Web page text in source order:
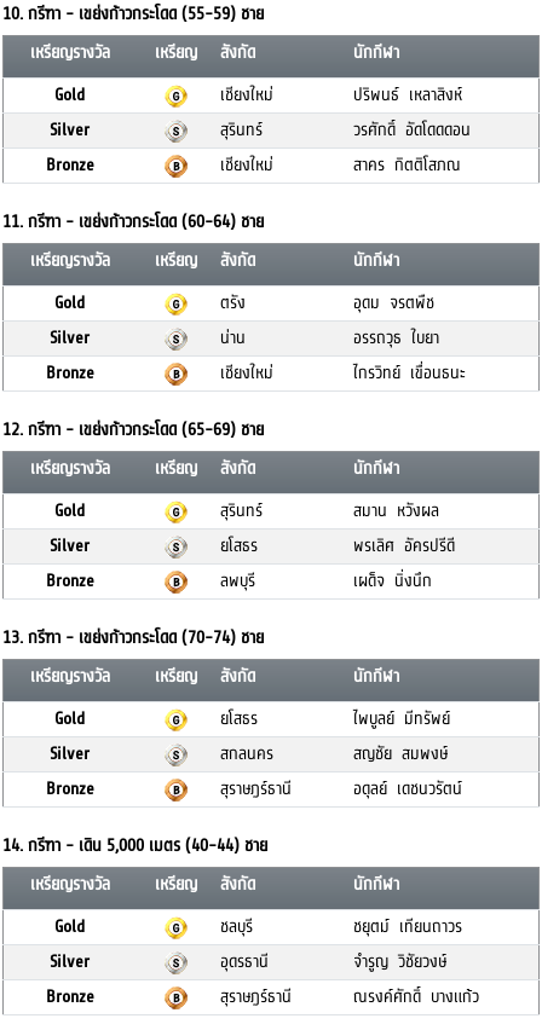
10. กรีฑา - เขย่งก้าวกระโดด (55-59) ชาย
เหรียญรางวัล
เหรียญ สังกัด
นักกีฬา
Gold
เชียงใหม่
ปริพนธ์ เหลาสิงห์
Silver
สุรินทร์
วรศักดิ์ อัดโดดดอน
Bronze
เชียงใหม่ สาคร กิตติโสภณ
11. กรีฑา - เขย่งก้าวกระโดด (60-64) ชาย
เหรียญรางวัล
เหรียญ สังกัด
นักกีฬา
Gold
ตรัง
อุดม จรตพืช
Silver
น่าน
อรรถวุธ ใบยา
Bronze
เชียงใหม่ ไกรวิทย์ เขื่อนธนะ
12. กรีฑา - เขย่งก้าวกระโดด (65-69) ชาย
เหรียญรางวัล
เหรียญ สังกัด
นักกีฬา
Gold
สุรินทร์
สมาน หวังผล
Silver
ยโสธร
พรเลิศ อัครปรีดี
Bronze
ลพบุรี เผด็จ นิ่งนึก
13. กรีฑา - เขย่งก้าวกระโดด (70-74) ชาย
เหรียญรางวัล
เหรียญ สังกัด
นักกีฬา
Gold
ยโสธร
ไพบูลย์ มีทรัพย์
Silver
สกลนคร
สญชัย สมพงษ์
Bronze
สุราษฎร์ธานี อดุลย์ เดชนวรัตน์
14. กรีฑา - เดิน 5,000 เมตร (40-44) ชาย
เหรียญรางวัล
เหรียญ สังกัด
นักกีฬา
Gold
ชลบุรี
ชยุตม์ เทียนถาวร
Silver
อุดรธานี
จำรูญ วิชัยวงษ์
Bronze
สุราษฎร์ธานี ณรงค์ศักดิ์ บางแก้ว